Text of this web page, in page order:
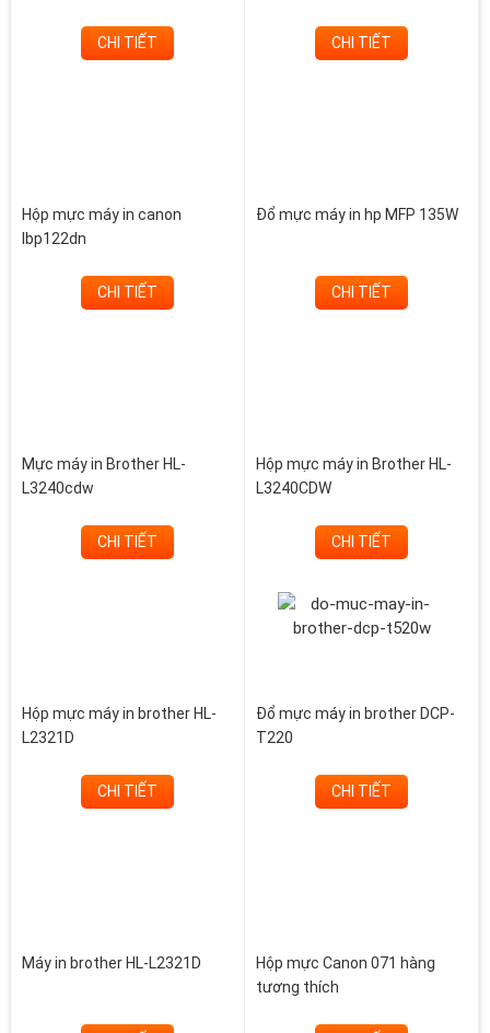
CHI TIẾT CHI TIẾT
Hộp mực máy in canon
lbp122dn
CHI TIẾT
Đổ mực máy in hp MFP 135W
CHI TIẾT
Mực máy in Brother HL-
L3240cdw
CHI TIẾT
Hộp mực máy in Brother HL-
L3240CDW
CHI TIẾT
Hộp mực máy in brother HL-
L2321D
CHI TIẾT
Đổ mực máy in brother DCP-
T220
CHI TIẾT
Máy in brother HL-L2321D
Hộp mực Canon 071 hàng
tương thích